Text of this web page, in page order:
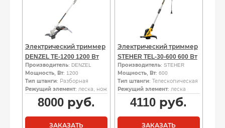
Электрический триммер
DENZEL TE-1200 1200 Вт
Производитель: DENZEL
Мощность, Вт: 1200
Тип штанги: Разборная
Режущий элемент: леска, нож
8000руб.
ЗАКАЗАТЬ
Электрический триммер
STEHER TEL-30-600 600 Вт
Производитель: STEHER
Мощность, Вт: 600
Тип штанги: Телескопическая
Режущий элемент: леска
4110 руб.
ЗАКАЗАТЬ